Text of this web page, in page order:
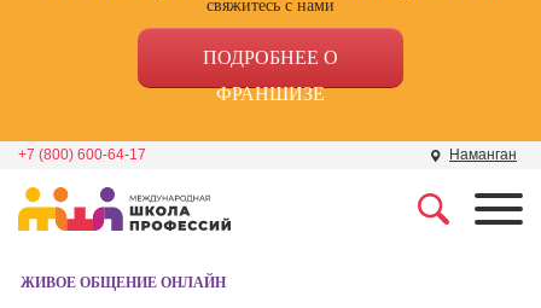
свяжитесь с нами
ПОДРОБНЕЕ О
ФРАНШИЗЕ
+7 (800) 600-64-17 Наманган
ЖИВОЕ ОБЩЕНИЕ ОНЛАЙН